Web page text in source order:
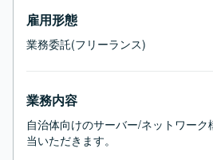
雇用形態
業務委託(フリーランス)
業務内容
自治体向けのサーバー/ネットワー
当いただきます。